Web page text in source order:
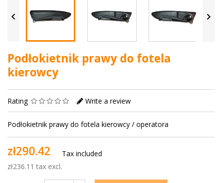
 
Podłokietnik prawy do fotela
kierowcy
Rating Write a review
Podłokietnik prawy do fotela kierowcy / operatora
zł290.42
zł236.11 tax excl.
Tax included